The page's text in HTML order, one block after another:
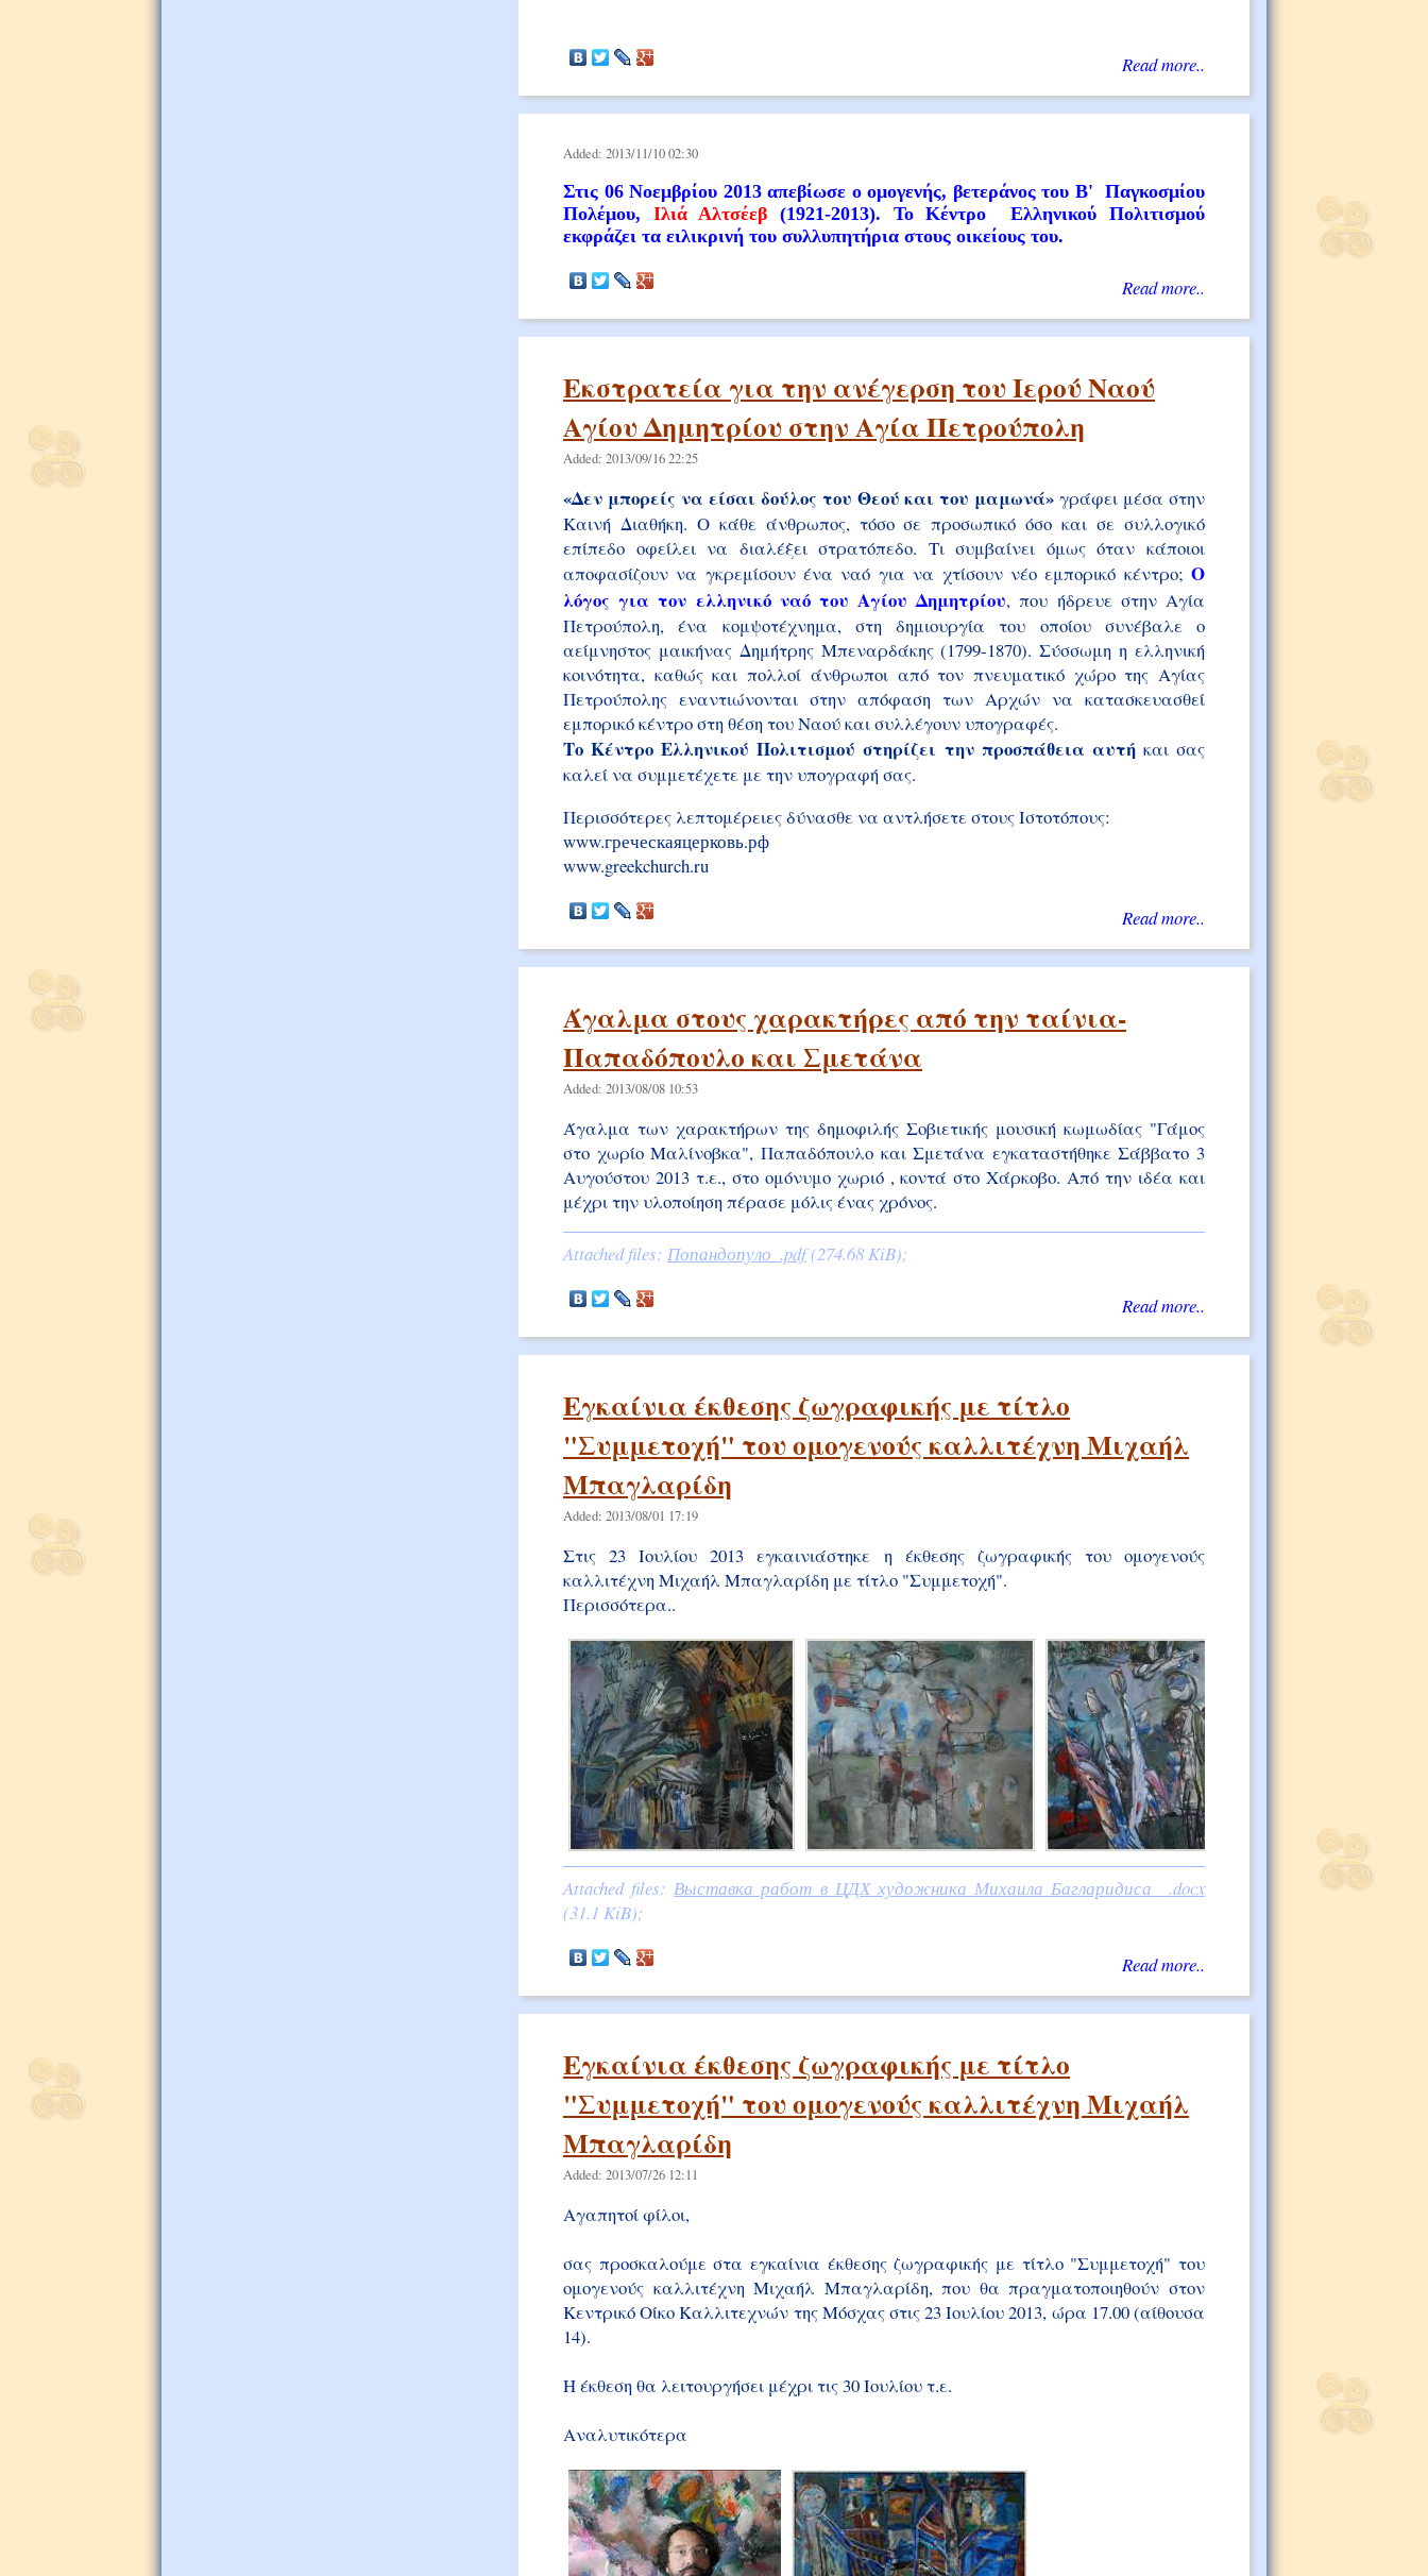
Read more..
Added: 2013/11/10 02:30
Στις 06 Νοεμβρίου 2013 απεβίωσε ο ομογενής, βετεράνος του Β' Παγκοσμίου
Πολέμου, Ιλιά Αλτσέεβ (1921-2013). To Κέντρο Eλληνικού Πολιτισμού
εκφράζει τα ειλικρινή του συλλυπητήρια στους οικείους του.
Read more..
Εκστρατεία για την ανέγερση του Ιερού Ναού
Αγίου Δημητρίου στην Αγία Πετρούπολη
Added: 2013/09/16 22:25
«Δεν μπορείς να είσαι δούλος του Θεού και του μαμωνά»γράφει μέσα στην
Καινή Διαθήκη. Ο κάθε άνθρωπος, τόσο σε προσωπικό όσο και σε συλλογικό
επίπεδο οφείλει να διαλέξει στρατόπεδο. Τι συμβαίνει όμως όταν κάποιοι
αποφασίζουν να γκρεμίσουν ένα ναό για να χτίσουν νέο εμπορικό κέντρο; Ο
λόγος για τον ελληνικό ναό του Αγίου Δημητρίου, που ήδρευε στην Αγία
Πετρούπολη, ένα κομψοτέχνημα, στη δημιουργία του οποίου συνέβαλε ο
αείμνηστος μαικήνας Δημήτρης Μπεναρδάκης (1799-1870). Σύσσωμη η ελληνική
κοινότητα, καθώς και πολλοί άνθρωποι από τον πνευματικό χώρο της Αγίας
Πετρούπολης εναντιώνονται στην απόφαση των Αρχών να κατασκευασθεί
εμπορικό κέντρο στη θέση του Ναού και συλλέγουν υπογραφές.
Το Κέντρο Ελληνικού Πολιτισμού στηρίζει την προσπάθεια αυτήκαι σας
καλεί να συμμετέχετε με την υπογραφή σας.
Περισσότερες λεπτομέρειες δύνασθε να αντλήσετε στους Ιστοτόπους:
www.греческаяцерковь.рф
www.greekchurch.ru
Read more..
Άγαλμα στους χαρακτήρες από την ταίνια-
Παπαδόπουλο και Σμετάνα
Added: 2013/08/08 10:53
Άγαλμα των χαρακτήρων της δημοφιλής Σοβιετικής μουσική κωμωδίας "Γάμος
στο χωρίο Μαλίνοβκα", Παπαδόπουλο και Σμετάνα εγκαταστήθηκε Σάββατο 3
Αυγούστου 2013 τ.ε., στο ομόνυμο χωριό , κοντά στο Χάρκοβο. Από την ιδέα και
μέχρι την υλοποίηση πέρασε μόλις ένας χρόνος.
Attached files: Попандопуло_.pdf(274.68 KiB);
Read more..
Εγκαίνια έκθεσης ζωγραφικής με τίτλο
"Συμμετοχή" του ομογενούς καλλιτέχνη Μιχαήλ
Μπαγλαρίδη
Added: 2013/08/01 17:19
Στις 23 Ιουλίου 2013 εγκαινιάστηκε η έκθεσης ζωγραφικής του ομογενούς
καλλιτέχνη Μιχαήλ Μπαγλαρίδη με τίτλο "Συμμετοχή".
Περισσότερα..
Attached files:Выставка работ в ЦДХ художника Михаила Багларидиса__.docx
(31.1 KiB);
Read more..
Εγκαίνια έκθεσης ζωγραφικής με τίτλο
"Συμμετοχή" του ομογενούς καλλιτέχνη Μιχαήλ
Μπαγλαρίδη
Added: 2013/07/26 12:11
Αγαπητοί φίλοι,
σας προσκαλούμε στα εγκαίνια έκθεσης ζωγραφικής με τίτλο "Συμμετοχή" του
ομογενούς καλλιτέχνη Μιχαήλ Μπαγλαρίδη, που θα πραγματοποιηθούν στον
Κεντρικό Οίκο Καλλιτεχνών της Μόσχας στις 23 Ιουλίου 2013, ώρα 17.00 (αίθουσα
14).
Η έκθεση θα λειτουργήσει μέχρι τις 30 Ιουλίου τ.ε.
Αναλυτικότερα